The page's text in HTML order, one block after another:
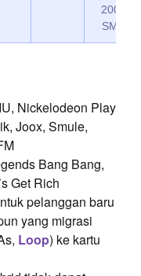
2000
SMS
Nickelodeon Play
Joox, Smule,
Bang Bang,
Get Rich
pelanggan baru
yang migrasi
Loop) ke kartu